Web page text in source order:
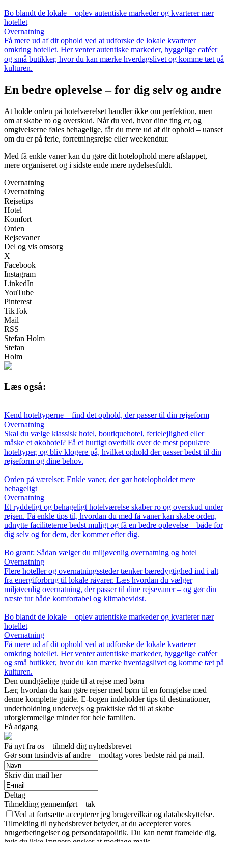
Bo blandt de lokale – oplev autentiske markeder og kvarterer nær
hotellet
Overnatning
Få mere ud af dit ophold ved at udforske de lokale kvarterer
omkring hotellet. Her venter autentiske markeder, hyggelige caféer
og små butikker, hvor du kan mærke hverdagslivet og komme tæt på
kulturen.
En bedre oplevelse – for dig selv og andre
At holde orden på hotelværelset handler ikke om perfektion, men
om at skabe ro og overskud. Når du ved, hvor dine ting er, og
omgivelserne føles behagelige, får du mere ud af dit ophold – uanset
om du er på ferie, forretningsrejse eller weekendtur.
Med få enkle vaner kan du gøre dit hotelophold mere afslappet,
mere organiseret og i sidste ende mere nydelsesfuldt.
Overnatning
Overnatning
Rejsetips
Hotel
Komfort
Orden
Rejsevaner
Del og vis omsorg
X
Facebook
Instagram
LinkedIn
YouTube
Pinterest
TikTok
Mail
RSS
Stefan Holm
Stefan
Holm
Læs også:
Kend hoteltyperne – find det ophold, der passer til din rejseform
Overnatning
Skal du vælge klassisk hotel, boutiquehotel, ferielejlighed eller
måske et økohotel? Få et hurtigt overblik over de mest populære
hoteltyper, og bliv klogere på, hvilket ophold der passer bedst til din
rejseform og dine behov.
Orden på værelset: Enkle vaner, der gør hotelopholdet mere
behageligt
Overnatning
Et ryddeligt og behageligt hotelværelse skaber ro og overskud under
rejsen. Få enkle tips til, hvordan du med få vaner kan skabe orden,
udnytte faciliteterne bedst muligt og få en bedre oplevelse – både for
dig selv og for dem, der kommer efter dig.
Bo grønt: Sådan vælger du miljøvenlig overnatning og hotel
Overnatning
Flere hoteller og overnatningssteder tænker bæredygtighed ind i alt
fra energiforbrug til lokale råvarer. Læs hvordan du vælger
miljøvenlig overnatning, der passer til dine rejsevaner – og gør din
næste tur både komfortabel og klimabevidst.
Bo blandt de lokale – oplev autentiske markeder og kvarterer nær
hotellet
Overnatning
Få mere ud af dit ophold ved at udforske de lokale kvarterer
omkring hotellet. Her venter autentiske markeder, hyggelige caféer
og små butikker, hvor du kan mærke hverdagslivet og komme tæt på
kulturen.
Den uundgåelige guide til at rejse med børn
Lær, hvordan du kan gøre rejser med børn til en fornøjelse med
denne komplette guide. E-bogen indeholder tips til destinationer,
underholdning undervejs og praktiske råd til at skabe
uforglemmelige minder for hele familien.
Få adgang
Få nyt fra os – tilmeld dig nyhedsbrevet
Gør som tusindvis af andre – modtag vores bedste råd på mail.
Skriv din mail her
Deltag
Tilmelding gennemført – tak
Ved at fortsætte accepterer jeg brugervilkår og databeskyttelse.
Tilmelding til nyhedsbrevet betyder, at du accepterer vores
brugerbetingelser og persondatapolitik. Du kan nemt framelde dig,